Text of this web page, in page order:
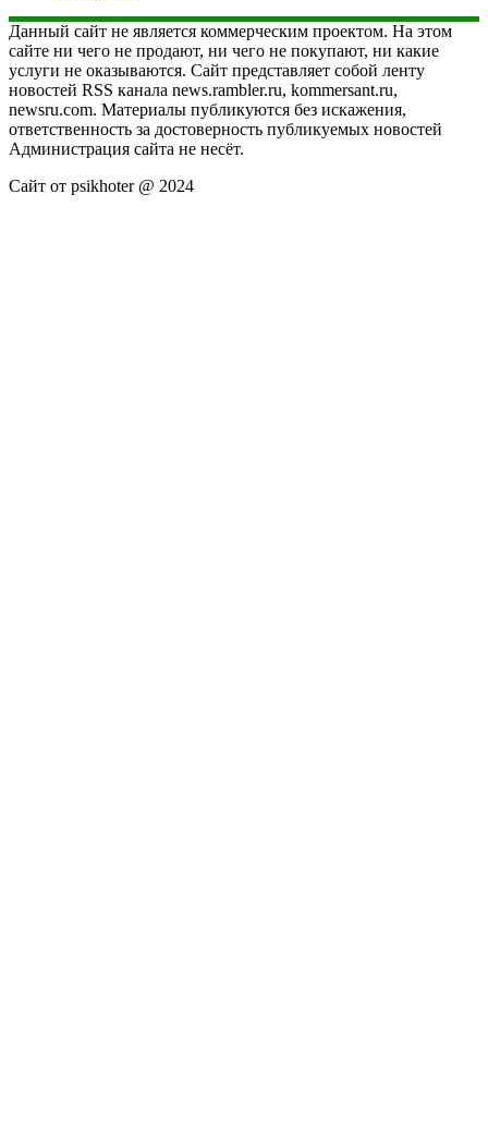
Данный сайт не является коммерческим проектом. На этом
сайте ни чего не продают, ни чего не покупают, ни какие
услуги не оказываются. Сайт представляет собой ленту
новостей RSS канала news.rambler.ru, kommersant.ru,
newsru.com. Материалы публикуются без искажения,
ответственность за достоверность публикуемых новостей
Администрация сайта не несёт.
Сайт от psikhoter @ 2024